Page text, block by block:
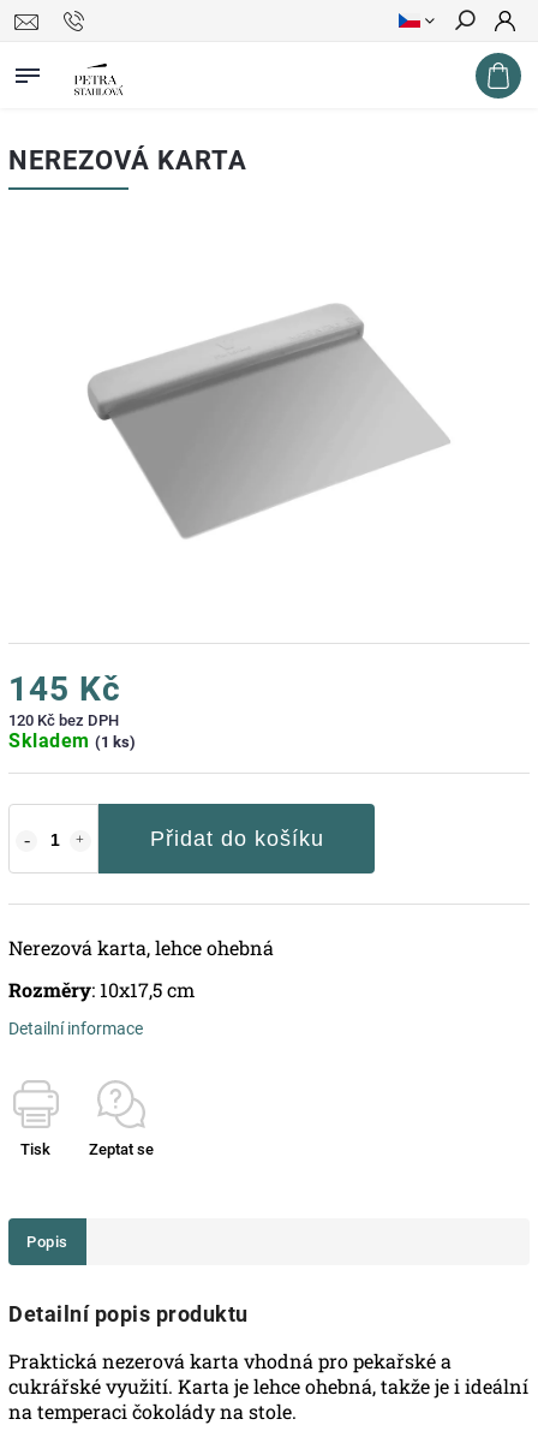
Hledat
NEREZOVÁ KARTA
145 Kč
120 Kč bez DPH
Skladem (1 ks)
Přidat do košíku
Nerezová karta, lehce ohebná
Rozměry: 10x17,5 cm
Detailní informace
Tisk Zeptat se
Popis
Detailní popis produktu
Praktická nezerová karta vhodná pro pekařské a
cukrářské využití. Karta je lehce ohebná, takže je i ideální
na temperaci čokolády na stole.